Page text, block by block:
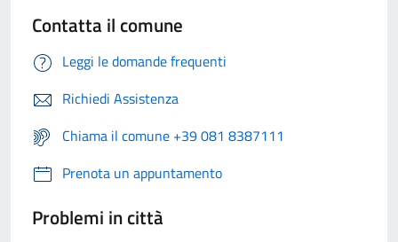
Contatta il comune
Leggi le domande frequenti
Richiedi Assistenza
Chiama il comune +39 081 8387111
Prenota un appuntamento
Problemi in città